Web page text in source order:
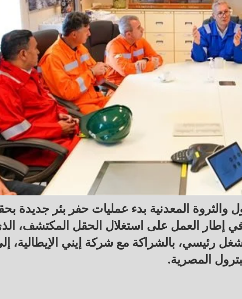
والثروة المعدنية بدء عمليات حفر بئر جديدة
إطار العمل على استغلال الحقل المكتشف،
رئيسي، بالشراكة مع شركة إيني الإيطالية،
المصرية.